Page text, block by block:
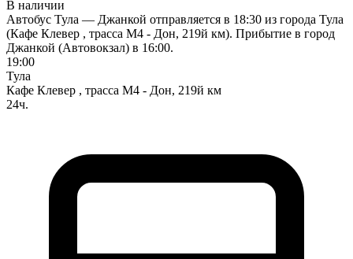
В наличии
Автобус Тула — Джанкой отправляется в 18:30 из города Тула
(Кафе Клевер , трасса М4 - Дон, 219й км). Прибытие в город
Джанкой (Автовокзал) в 16:00.
19:00
Тула
Кафе Клевер , трасса М4 - Дон, 219й км
24ч.